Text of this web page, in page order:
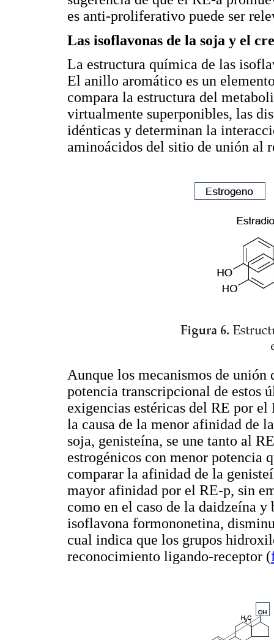
es anti-proliferativo puede ser
Las isoflavonas de la soja y el
La estructura química de las
El anillo aromático es un
compara la estructura del
virtualmente superponibles, las
idénticas y determinan la
aminoácidos del sitio de unión al
Aunque los mecanismos de
potencia transcripcional de estos
exigencias estéricas del RE por
la causa de la menor afinidad de
soja, genisteína, se une tanto al
estrogénicos con menor potencia
comparar la afinidad de la
mayor afinidad por el RE-p, sin
como en el caso de la daidzeína
isoflavona formononetina,
cual indica que los grupos
reconocimiento ligando-receptor (